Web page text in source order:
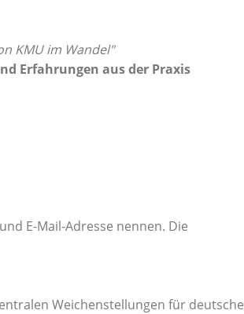
KMU im Wandel"
Erfahrungen aus der Praxis
E-Mail-Adresse nennen. Die
Weichenstellungen für deutsche